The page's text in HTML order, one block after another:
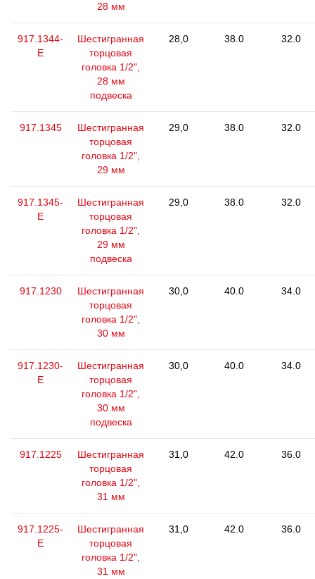
28 мм
917.1344-
E
Шестигранная
торцовая
головка 1/2",
28 мм
подвеска
28,0 38.0 32.0
917.1345
Шестигранная
торцовая
головка 1/2",
29 мм
29,0 38.0 32.0
917.1345-
E
Шестигранная
торцовая
головка 1/2",
29 мм
подвеска
29,0 38.0 32.0
917.1230
Шестигранная
торцовая
головка 1/2",
30 мм
30,0 40.0 34.0
917.1230-
E
Шестигранная
торцовая
головка 1/2",
30 мм
подвеска
30,0 40.0 34.0
917.1225
Шестигранная
торцовая
головка 1/2",
31 мм
31,0 42.0 36.0
917.1225-
E
Шестигранная
торцовая
головка 1/2",
31 мм
31,0 42.0 36.0